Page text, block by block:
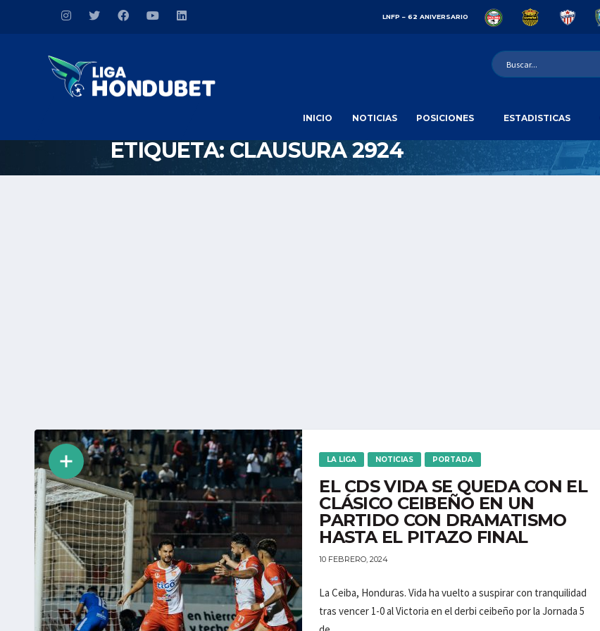
LNFP – 62 ANIVERSARIO
INICIO NOTICIAS POSICIONES ESTADISTICAS
ETIQUETA: CLAUSURA 2924
LA LIGA NOTICIAS PORTADA
EL CDS VIDA SE QUEDA CON EL
CLÁSICO CEIBEÑO EN UN
PARTIDO CON DRAMATISMO
HASTA EL PITAZO FINAL
10 FEBRERO, 2024
La Ceiba, Honduras. Vida ha vuelto a suspirar con tranquilidad
tras vencer 1-0 al Victoria en el derbi ceibeño por la Jornada 5